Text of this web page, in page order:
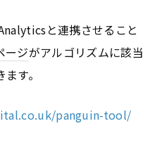
と連携させること
ージがアルゴリズムに該当
す。
panguin-tool/